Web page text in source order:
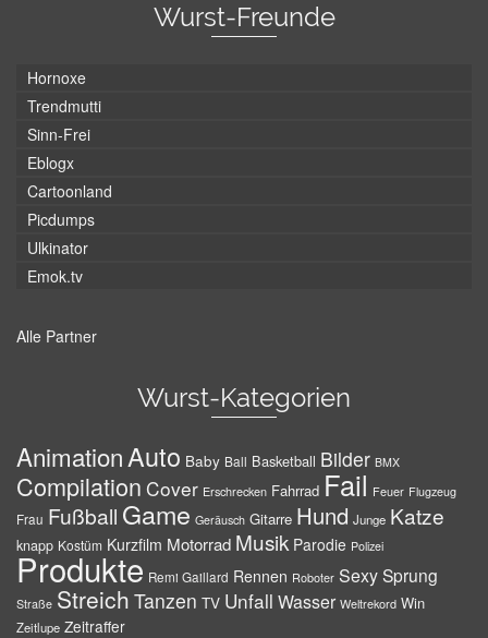
Wurst-Freunde
Hornoxe
Trendmutti
Sinn-Frei
Eblogx
Cartoonland
Picdumps
Ulkinator
Emok.tv
Alle Partner
Wurst-Kategorien
AnimationAuto Baby Ball Basketball Bilder BMX
Compilation Cover Erschrecken Fahrrad Fail Feuer Flugzeug
Frau Fußball Game Geräusch Gitarre Hund Junge Katze
knapp Kostüm Kurzfilm Motorrad Musik Parodie Polizei
Produkte Remi Gaillard Rennen Roboter SexySprung
Straße Streich Tanzen TV Unfall Wasser Weltrekord Win
Zeitlupe Zeitraffer